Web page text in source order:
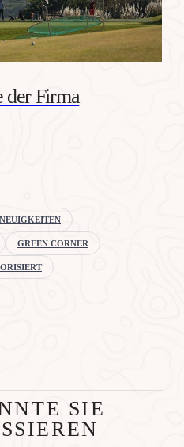
der Firma
GREEN CORNER
SIE